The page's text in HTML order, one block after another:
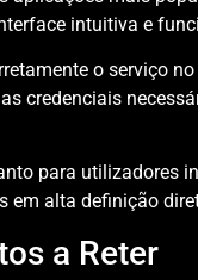
intuitiva e
o serviço
credenciais
para utilizadores
em alta definição
a Reter